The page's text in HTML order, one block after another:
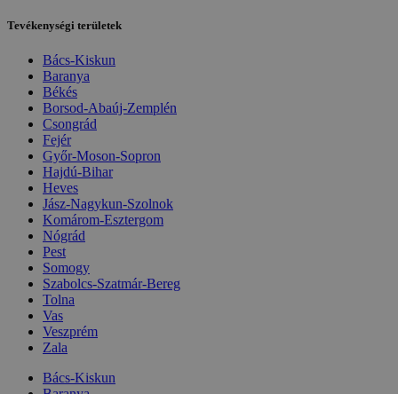
Tevékenységi területek
Bács-Kiskun
Baranya
Békés
Borsod-Abaúj-Zemplén
Csongrád
Fejér
Győr-Moson-Sopron
Hajdú-Bihar
Heves
Jász-Nagykun-Szolnok
Komárom-Esztergom
Nógrád
Pest
Somogy
Szabolcs-Szatmár-Bereg
Tolna
Vas
Veszprém
Zala
Bács-Kiskun